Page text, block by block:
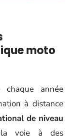
moto
chaque année
à distance
de niveau
voie à des